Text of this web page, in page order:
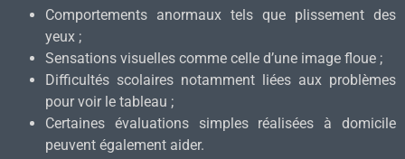
Comportements anormaux tels que plissement des
yeux ;
Sensations visuelles comme celle d’une image floue ;
Difficultés scolaires notamment liées aux problèmes
pour voir le tableau ;
Certaines évaluations simples réalisées à domicile
peuvent également aider.